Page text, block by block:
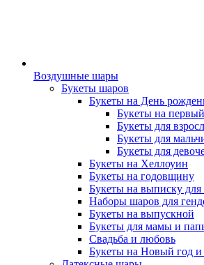
Воздушные шары
Букеты шаров
Букеты на День
Букеты на
Букеты для
Букеты для
Букеты для
Букеты на Хеллоуин
Букеты на годовщину
Букеты на выписку
Наборы шаров для
Букеты на выпускной
Букеты для мамы и
Свадьба и любовь
Букеты на Новый год и